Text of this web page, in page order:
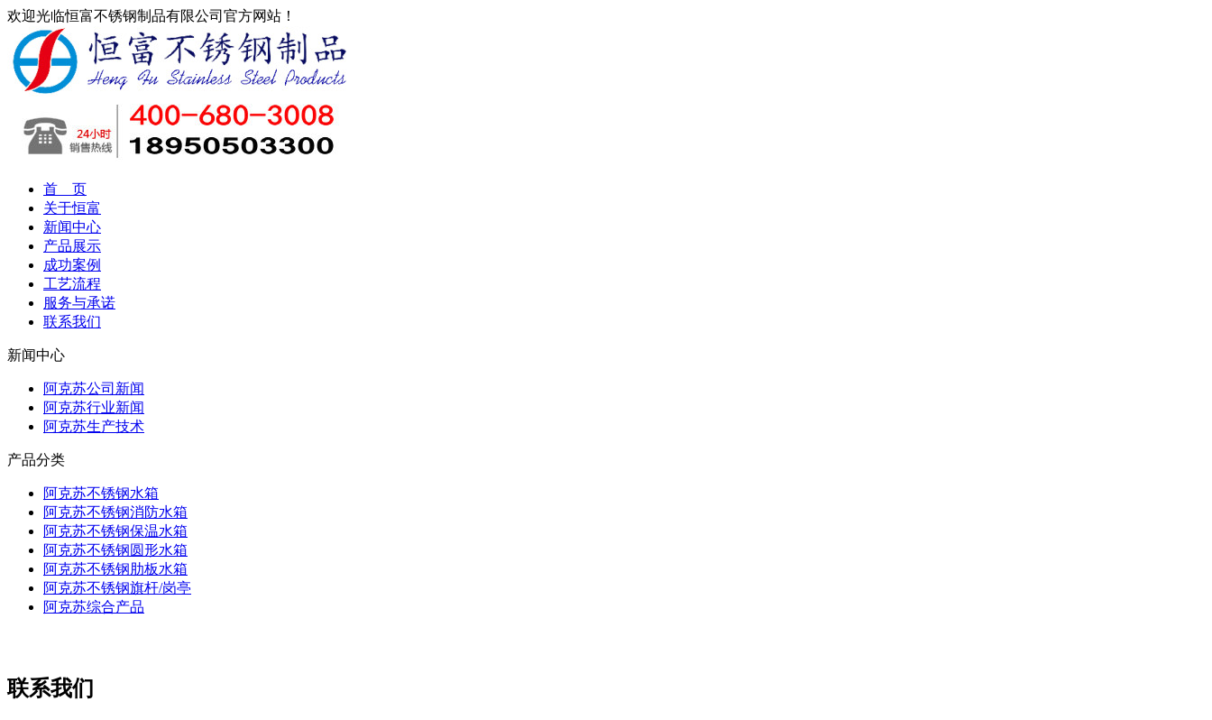
欢迎光临恒富不锈钢制品有限公司官方网站！
首 页
关于恒富
新闻中心
产品展示
成功案例
工艺流程
服务与承诺
联系我们
新闻中心
阿克苏公司新闻
阿克苏行业新闻
阿克苏生产技术
产品分类
阿克苏不锈钢水箱
阿克苏不锈钢消防水箱
阿克苏不锈钢保温水箱
阿克苏不锈钢圆形水箱
阿克苏不锈钢肋板水箱
阿克苏不锈钢旗杆/岗亭
阿克苏综合产品
联系我们